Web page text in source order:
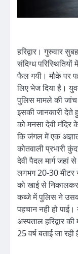
हरिद्वार। गुरुवार
संदिग्ध
फैल गयी। मौके पर
लिए भेज दिया है।
पुलिस मामले की
इसकी जानकारी देते
को मनसा देवी
कि जंगल में एक
कोतवाली प्रभारी
देवी पैदल मार्ग जहां
लगभग 20-30 मीटर
को खाई से
कब्जे में पुलिस ने
पहचान नही हो
अस्पताल हरिद्वार
25 वर्ष बताई जा रही